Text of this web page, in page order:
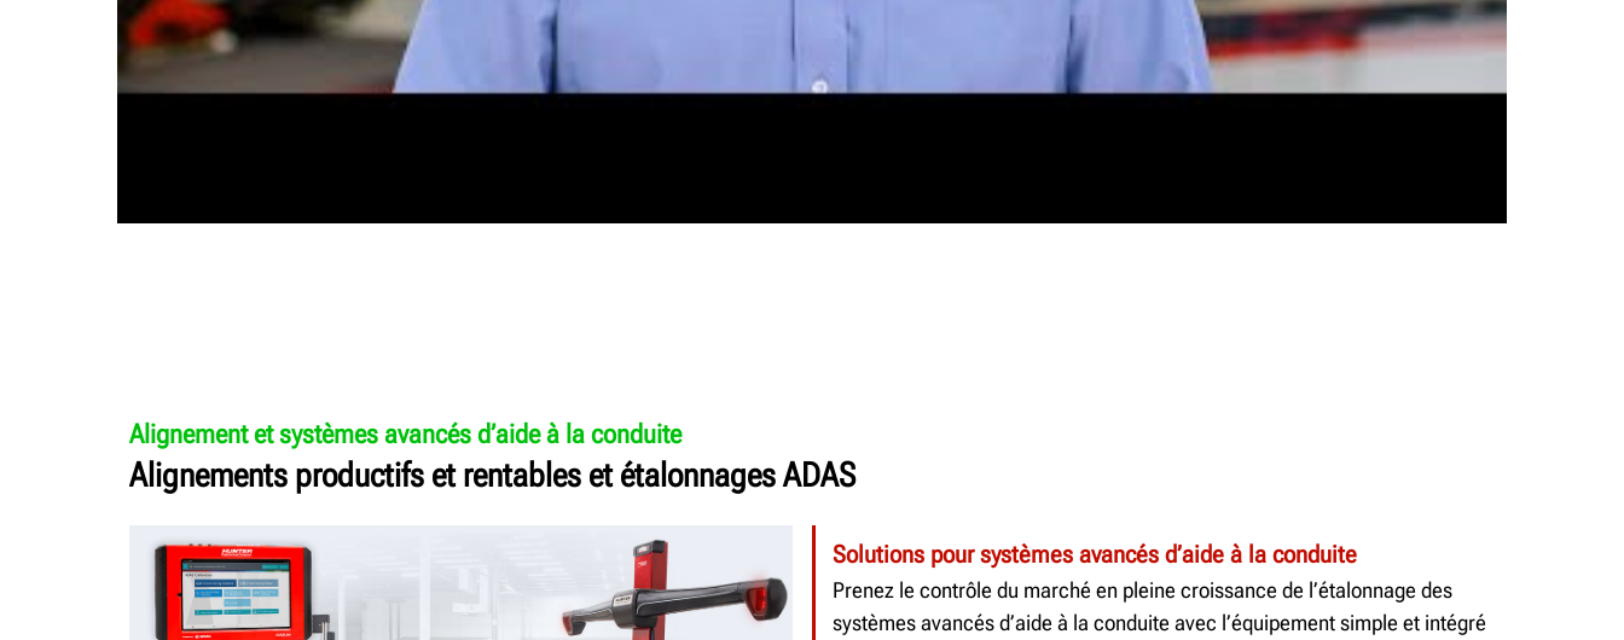
Alignement et systèmes avancés d’aide à la conduite
Alignements productifs et rentables et étalonnages ADAS
Solutions pour systèmes avancés d’aide à la conduite
Prenez le contrôle du marché en pleine croissance de l’étalonnage des
systèmes avancés d’aide à la conduite avec l’équipement simple et intégré